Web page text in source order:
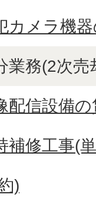
カメラ機
業務(2次売
配信設備
補修工事(
)